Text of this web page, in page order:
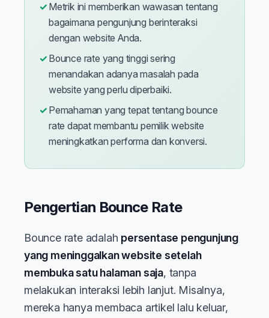
Metrik ini memberikan wawasan tentang
bagaimana pengunjung berinteraksi
dengan website Anda.
Bounce rate yang tinggi sering
menandakan adanya masalah pada
website yang perlu diperbaiki.
Pemahaman yang tepat tentang bounce
rate dapat membantu pemilik website
meningkatkan performa dan konversi.
Pengertian Bounce Rate
Bounce rate adalah persentase pengunjung
yang meninggalkan website setelah
membuka satu halaman saja, tanpa
melakukan interaksi lebih lanjut. Misalnya,
mereka hanya membaca artikel lalu keluar,